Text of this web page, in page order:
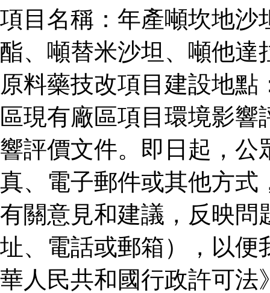
項目名稱：年產噸坎地沙
酯、噸替米沙坦、噸他達
原料藥技改項目建設地
區現有廠區項目環境影
響評價文件。即日起，公
真、電子郵件或其他方式
有關意見和建議，反映問
址、電話或郵箱），以便
華人民共和國行政許可法